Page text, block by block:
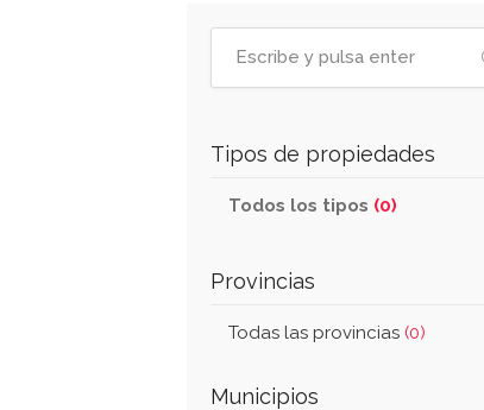
Tipos de propiedades
Todos los tipos (0)
Provincias
Todas las provincias (0)
Municipios